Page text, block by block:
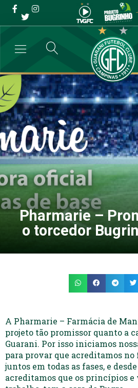
Pharmarie –
para o
→ Comunicados → Pharmarie –
Pharmarie –
o torcedor
A Pharmarie – Farmácia de
projeto tão promissor quanto a
Guarani. Por isso iniciamos
para provar que acreditamos no
juntos em todas as fases, e
acreditamos que os princípios e